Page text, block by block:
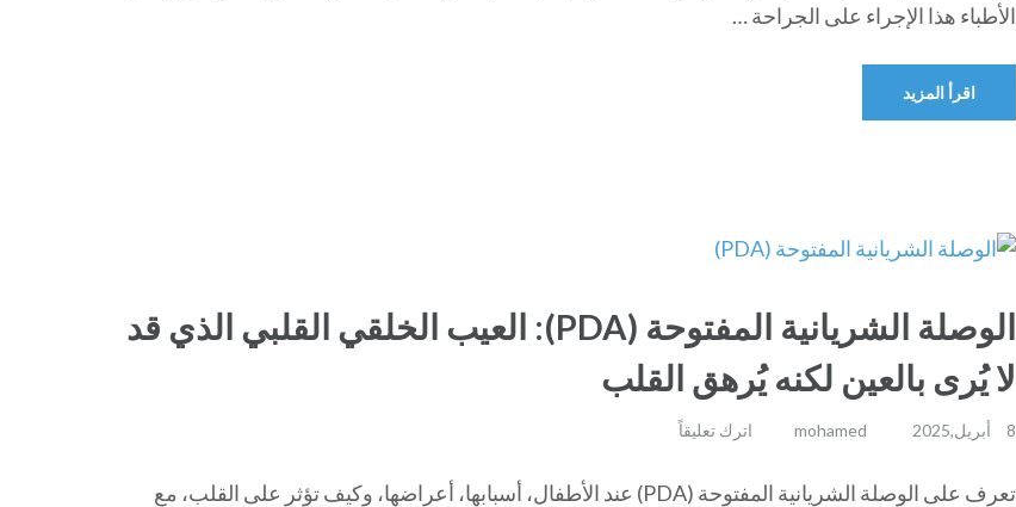
الأطباء هذا الإجراء على الجراحة …
اقرأ المزيد
الوصلة الشريانية المفتوحة (PDA): العيب الخلقي القلبي الذي قد
لا يُرى بالعين لكنه يُرهق القلب
8 أبريل,2025 mohamed اترك تعليقاً
تعرف على الوصلة الشريانية المفتوحة (PDA) عند الأطفال، أسبابها، أعراضها، وكيف تؤثر على القلب، مع